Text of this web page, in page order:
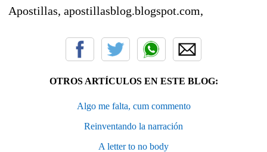
Apostillas, apostillasblog.blogspot.com,
OTROS ARTÍCULOS EN ESTE BLOG:
Algo me falta, cum commento
Reinventando la narración
A letter to no body